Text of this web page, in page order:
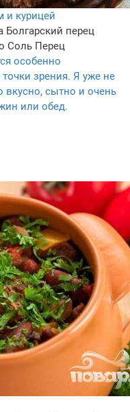
и курицей
Болгарский перец
Соль Перец
особенно
точки зрения. Я уже не
вкусно, сытно и очень
или обед.